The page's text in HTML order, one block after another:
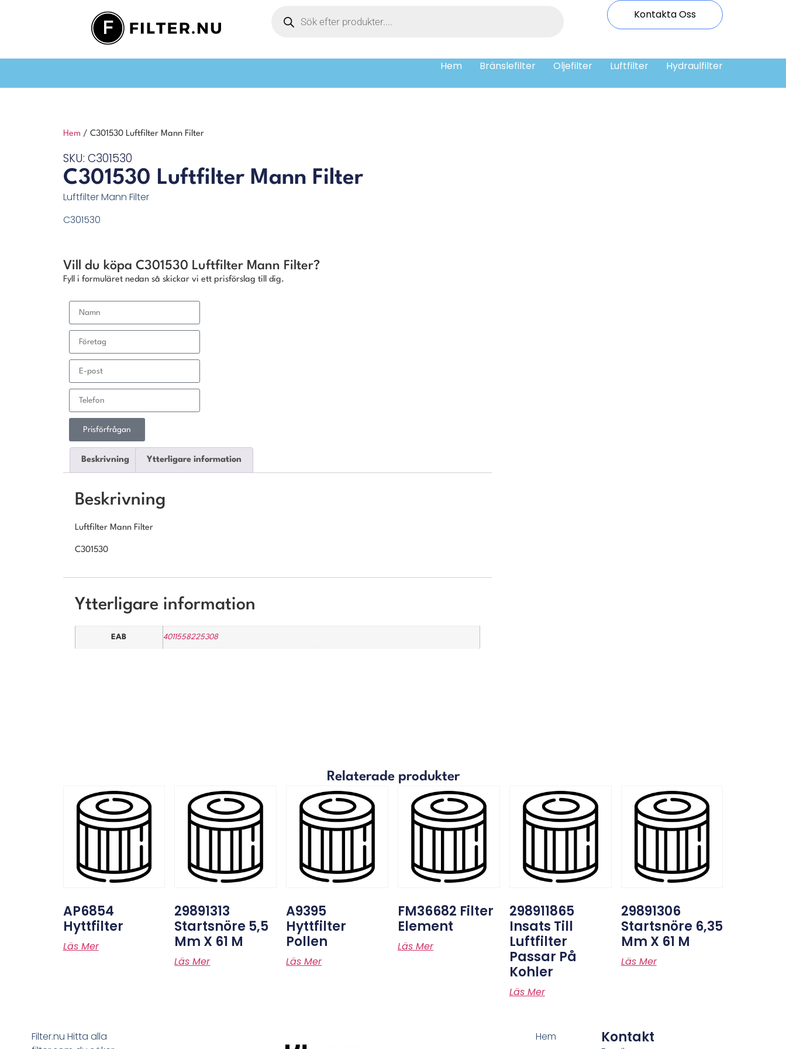
Kontakta Oss
Hem Bränslefilter Oljefilter Luftfilter Hydraulfilter
Hem / C301530 Luftfilter Mann Filter
SKU: C301530
C301530 Luftfilter Mann Filter
Luftfilter Mann Filter
C301530
Vill du köpa C301530 Luftfilter Mann Filter?
Fyll i formuläret nedan så skickar vi ett prisförslag till dig.
Prisförfrågan
Beskrivning Ytterligare information
Beskrivning
Luftfilter Mann Filter
C301530
Ytterligare information
EAB 4011558225308
Relaterade produkter
AP6854
Hyttfilter
Läs Mer
29891313
Startsnöre 5,5
Mm X 61 M
Läs Mer
A9395
Hyttfilter
Pollen
Läs Mer
FM36682 Filter
Element
Läs Mer
298911865
Insats Till
Luftfilter
Passar På
Kohler
Läs Mer
29891306
Startsnöre 6,35
Mm X 61 M
Läs Mer
Filter.nu Hitta alla
Hem Kontakt